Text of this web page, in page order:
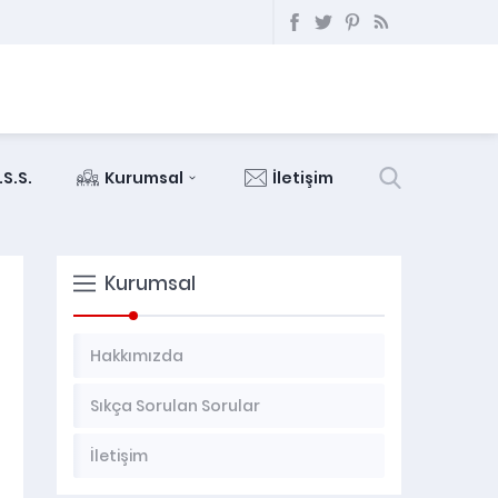
Kurumsal İletişim
Kurumsal
Hakkımızda
Sıkça Sorulan Sorular
İletişim